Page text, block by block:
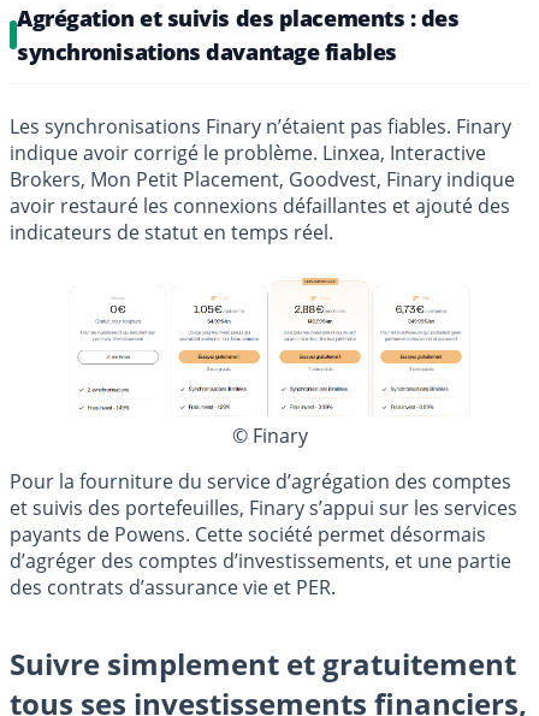
Agrégation et suivis des placements : des
synchronisations davantage fiables
Les synchronisations Finary n’étaient pas fiables. Finary
indique avoir corrigé le problème. Linxea, Interactive
Brokers, Mon Petit Placement, Goodvest, Finary indique
avoir restauré les connexions défaillantes et ajouté des
indicateurs de statut en temps réel.
© Finary
Pour la fourniture du service d’agrégation des comptes
et suivis des portefeuilles, Finary s’appui sur les services
payants de Powens. Cette société permet désormais
d’agréger des comptes d’investissements, et une partie
des contrats d’assurance vie et PER.
Suivre simplement et gratuitement
tous ses investissements financiers,